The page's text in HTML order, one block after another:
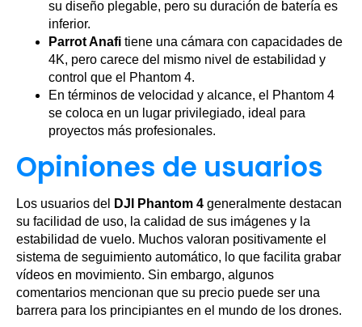
su diseño plegable, pero su duración de batería es
inferior.
Parrot Anafi tiene una cámara con capacidades de
4K, pero carece del mismo nivel de estabilidad y
control que el Phantom 4.
En términos de velocidad y alcance, el Phantom 4
se coloca en un lugar privilegiado, ideal para
proyectos más profesionales.
Opiniones de usuarios
Los usuarios del DJI Phantom 4 generalmente destacan
su facilidad de uso, la calidad de sus imágenes y la
estabilidad de vuelo. Muchos valoran positivamente el
sistema de seguimiento automático, lo que facilita grabar
vídeos en movimiento. Sin embargo, algunos
comentarios mencionan que su precio puede ser una
barrera para los principiantes en el mundo de los drones.